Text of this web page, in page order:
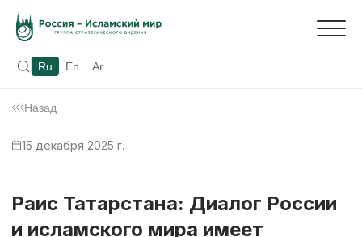
Ru En Ar
Назад
15 декабря 2025 г.
Раис Татарстана: Диалог России
и исламского мира имеет